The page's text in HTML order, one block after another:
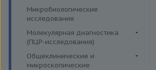
Гормоны и их метаболиты в
крови
Скрининговые исследования
Маркёры воспаления и
Маркёры риска сердечно-
сосудистых заболеваний
Минеральный обмен
Иммуномодуляторы
Микробиологические
исследования
Молекулярная диагностика
(ПЦР-исследования)
Аденовирусная инфекция
Анализ микробиоценоза
Общеклинические и
микроскопические